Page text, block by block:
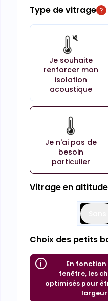
Type de vitrage
Je souhaite
renforcer mon
isolation
acoustique
Je n'ai pas de
besoin
particulier
Vitrage en altitude
Choix des petits
En fonction
fenêtre, les
optimisés pour